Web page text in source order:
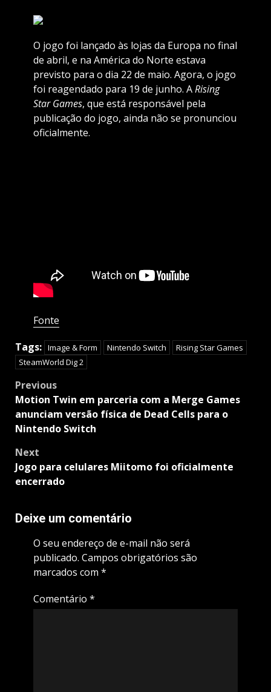
O jogo foi lançado às lojas da Europa no final
de abril, e na América do Norte estava
previsto para o dia 22 de maio. Agora, o jogo
foi reagendado para 19 de junho. ARising
Star Games, que está responsável pela
publicação do jogo, ainda não se pronunciou
oficialmente.
Fonte
Tags: Image & Form Nintendo Switch
Rising Star Games
SteamWorld Dig 2
Post
navigation
Previous
Motion Twin em parceria com a Merge Games
anunciam versão física de Dead Cells para o
Nintendo Switch
Next
Jogo para celulares Miitomo foi oficialmente
encerrado
Deixe um comentário
O seu endereço de e-mail não será
publicado. Campos obrigatórios são
marcados com *
Comentário *